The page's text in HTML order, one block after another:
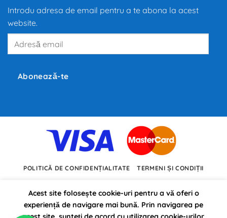
redefinește
dezvoltarea
tehnologii.
Introdu adresa de email pentru a te abona la acest
website.
Abonează-te
POLITICĂ DE CONFIDENȚIALITATE TERMENI ȘI CONDIȚII
Acest site folosește cookie-uri pentru a vă oferi o
experiență de navigare mai bună. Prin navigarea pe